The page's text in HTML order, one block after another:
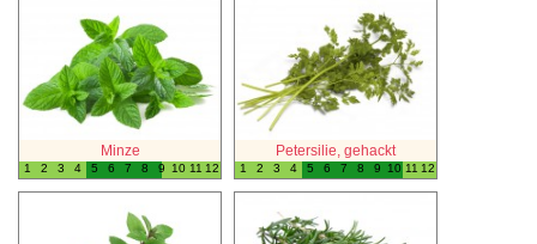
Minze
1 2 3 4 5 6 7 8 9 10 11 12
Petersilie, gehackt
1 2 3 4 5 6 7 8 9 10 11 12